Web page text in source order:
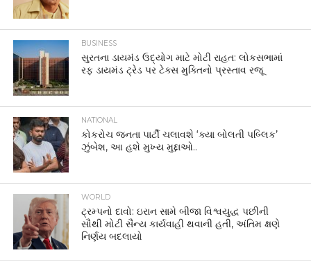
BUSINESS
સુરતના ડાયમંડ ઉદ્યોગ માટે મોટી રાહત: લોકસભામાં
રફ ડાયમંડ ટ્રેડ પર ટેક્સ મુક્તિનો પ્રસ્તાવ રજૂ
NATIONAL
કોકરોચ જનતા પાર્ટી ચલાવશે ‘ક્યા બોલતી પબ્લિક’
ઝુંબેશ, આ હશે મુખ્ય મુદ્દાઓ..
WORLD
ટ્રમ્પનો દાવો: ઇરાન સામે બીજા વિશ્વયુદ્ધ પછીની
સૌથી મોટી સૈન્ય કાર્યવાહી થવાની હતી, અંતિમ ક્ષણે
નિર્ણય બદલાયો